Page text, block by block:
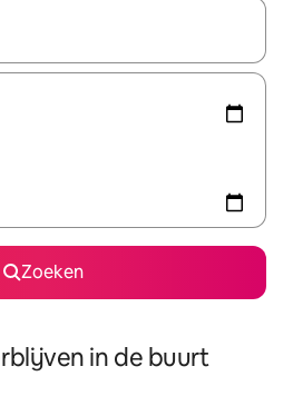
zijn, maak je een keuze
Zoeken
in de buurt